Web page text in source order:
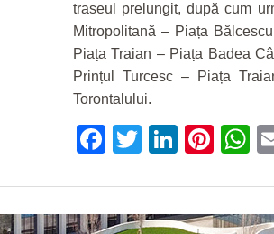
traseul prelungit, după cum
Mitropolitană – Piața
Piața Traian – Piața Badea
Prințul Turcesc – Piața
Torontalului.
Facebook
Twitter